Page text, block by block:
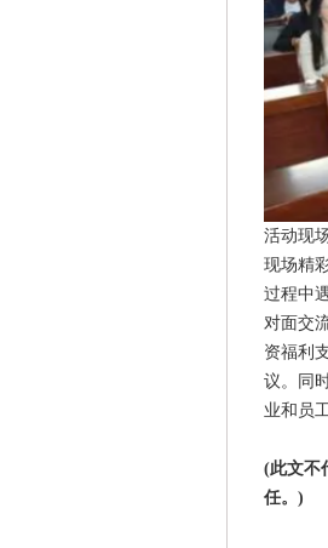
活动现
现场精
过程中
对面交
资福利
议。同
业和员
(此文不
任。)